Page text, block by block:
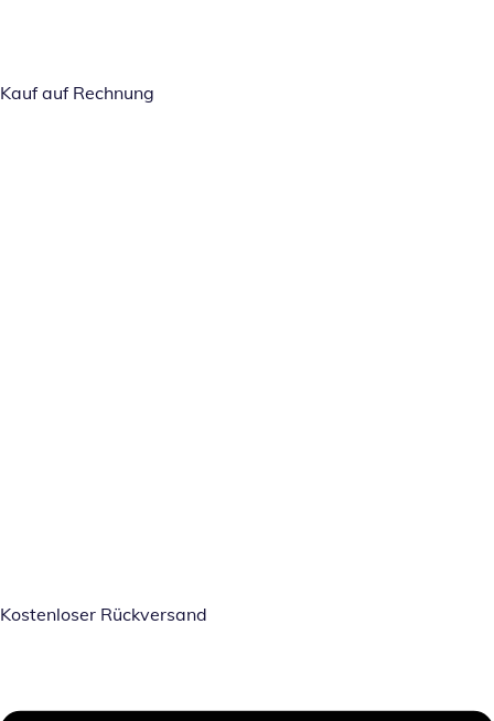
Kauf auf Rechnung
Kostenloser Rückversand